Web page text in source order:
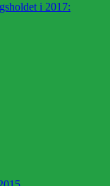
i 2017: